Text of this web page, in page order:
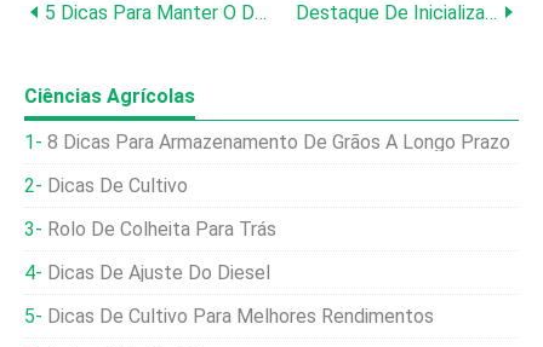
5 Dicas Para Manter O Desempenho Das Velas De Ignição Em Qualquer Motor Destaque De Inicialização:Smart Ag
Ciências Agrícolas
8 Dicas Para Armazenamento De Grãos A Longo Prazo
Dicas De Cultivo
Rolo De Colheita Para Trás
Dicas De Ajuste Do Diesel
Dicas De Cultivo Para Melhores Rendimentos